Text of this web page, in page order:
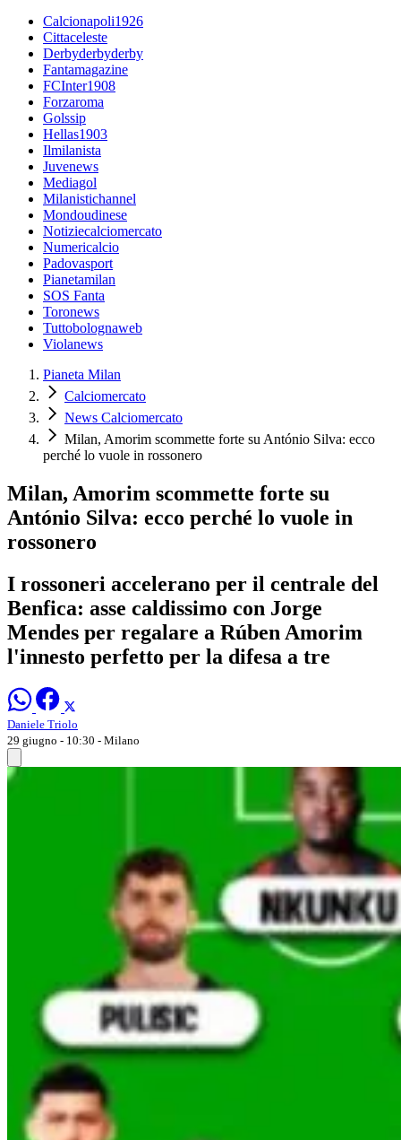
Calcionapoli1926
Cittaceleste
Derbyderbyderby
Fantamagazine
FCInter1908
Forzaroma
Golssip
Hellas1903
Ilmilanista
Juvenews
Mediagol
Milanistichannel
Mondoudinese
Notiziecalciomercato
Numericalcio
Padovasport
Pianetamilan
SOS Fanta
Toronews
Tuttobolognaweb
Violanews
Pianeta Milan
Calciomercato
News Calciomercato
Milan, Amorim scommette forte su António Silva: ecco
perché lo vuole in rossonero
Milan, Amorim scommette forte su
António Silva: ecco perché lo vuole in
rossonero
I rossoneri accelerano per il centrale del
Benfica: asse caldissimo con Jorge
Mendes per regalare a Rúben Amorim
l'innesto perfetto per la difesa a tre
Daniele Triolo
29 giugno - 10:30 - Milano